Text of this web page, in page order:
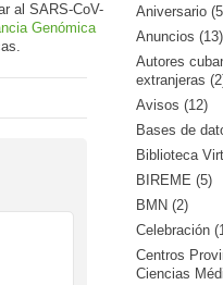
al SARS-CoV-
Genómica
Aniversario
Anuncios (13)
Autores
extranjeras
Avisos (12)
Bases de
Biblioteca
BIREME (5)
BMN (2)
Celebración
Centros
Ciencias